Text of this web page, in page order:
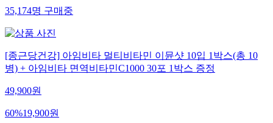
35,174명구매중
[종근당건강] 아임비타 멀티비타민 이뮨샷 10입 1박스(총 10
병) + 아임비타 면역비타민C1000 30포 1박스 증정
49,900원
60%19,900원